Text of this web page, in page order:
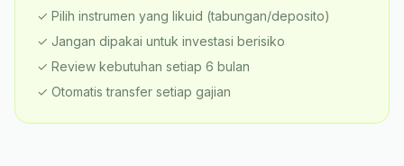
✓ Pilih instrumen yang likuid (tabungan/deposito)
✓ Jangan dipakai untuk investasi berisiko
✓ Review kebutuhan setiap 6 bulan
✓ Otomatis transfer setiap gajian